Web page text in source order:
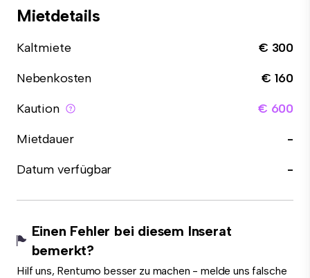
Mietdetails
Kaltmiete
€ 300
Nebenkosten
€ 160
Kaution
€ 600
Mietdauer
-
Datum verfügbar
-
Einen Fehler bei diesem Inserat
bemerkt?
Hilf uns, Rentumo besser zu machen - melde uns falsche